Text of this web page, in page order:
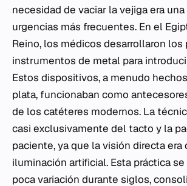
necesidad de vaciar la vejiga era
urgencias más frecuentes. En el
Reino, los médicos desarrollaron los
instrumentos de metal para
Estos dispositivos, a menudo
plata, funcionaban como
de los catéteres modernos. La
casi exclusivamente del tacto y la
paciente, ya que la visión directa era
iluminación artificial. Esta práctica
poca variación durante siglos,